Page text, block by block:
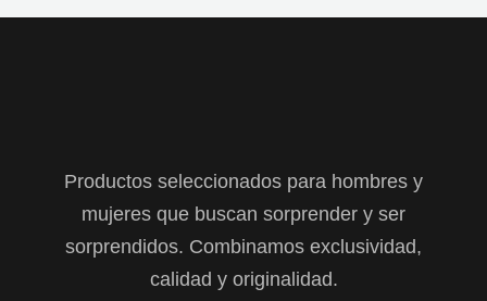
Productos seleccionados para hombres y
mujeres que buscan sorprender y ser
sorprendidos. Combinamos exclusividad,
calidad y originalidad.